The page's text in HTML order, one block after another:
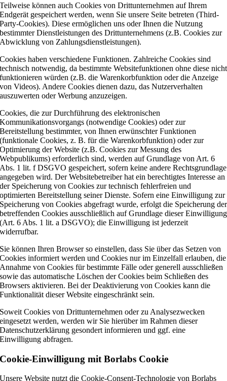
Teilweise können auch Cookies von Drittunternehmen auf Ihrem
Endgerät gespeichert werden, wenn Sie unsere Seite betreten (Third-
Party-Cookies). Diese ermöglichen uns oder Ihnen die Nutzung
bestimmter Dienstleistungen des Drittunternehmens (z.B. Cookies zur
Abwicklung von Zahlungsdienstleistungen).
Cookies haben verschiedene Funktionen. Zahlreiche Cookies sind
technisch notwendig, da bestimmte Websitefunktionen ohne diese nicht
funktionieren würden (z.B. die Warenkorbfunktion oder die Anzeige
von Videos). Andere Cookies dienen dazu, das Nutzerverhalten
auszuwerten oder Werbung anzuzeigen.
Cookies, die zur Durchführung des elektronischen
Kommunikationsvorgangs (notwendige Cookies) oder zur
Bereitstellung bestimmter, von Ihnen erwünschter Funktionen
(funktionale Cookies, z. B. für die Warenkorbfunktion) oder zur
Optimierung der Website (z.B. Cookies zur Messung des
Webpublikums) erforderlich sind, werden auf Grundlage von Art. 6
Abs. 1 lit. f DSGVO gespeichert, sofern keine andere Rechtsgrundlage
angegeben wird. Der Websitebetreiber hat ein berechtigtes Interesse an
der Speicherung von Cookies zur technisch fehlerfreien und
optimierten Bereitstellung seiner Dienste. Sofern eine Einwilligung zur
Speicherung von Cookies abgefragt wurde, erfolgt die Speicherung der
betreffenden Cookies ausschließlich auf Grundlage dieser Einwilligung
(Art. 6 Abs. 1 lit. a DSGVO); die Einwilligung ist jederzeit
widerrufbar.
Sie können Ihren Browser so einstellen, dass Sie über das Setzen von
Cookies informiert werden und Cookies nur im Einzelfall erlauben, die
Annahme von Cookies für bestimmte Fälle oder generell ausschließen
sowie das automatische Löschen der Cookies beim Schließen des
Browsers aktivieren. Bei der Deaktivierung von Cookies kann die
Funktionalität dieser Website eingeschränkt sein.
Soweit Cookies von Drittunternehmen oder zu Analysezwecken
eingesetzt werden, werden wir Sie hierüber im Rahmen dieser
Datenschutzerklärung gesondert informieren und ggf. eine
Einwilligung abfragen.
Cookie-Einwilligung mit Borlabs Cookie
Unsere Website nutzt die Cookie-Consent-Technologie von Borlabs